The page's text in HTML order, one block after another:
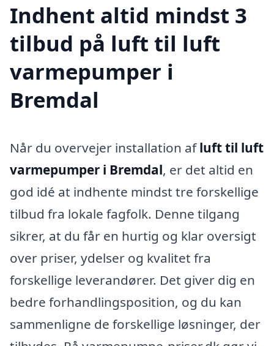
Indhent altid mindst 3
tilbud på luft til luft
varmepumper i
Bremdal
Når du overvejer installation afluft til luft
varmepumper i Bremdal, er det altid en
god idé at indhente mindst tre forskellige
tilbud fra lokale fagfolk. Denne tilgang
sikrer, at du får en hurtig og klar oversigt
over priser, ydelser og kvalitet fra
forskellige leverandører. Det giver dig en
bedre forhandlingsposition, og du kan
sammenligne de forskellige løsninger, der